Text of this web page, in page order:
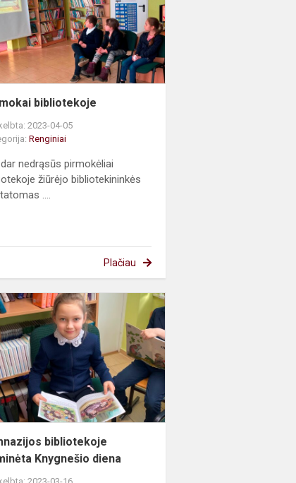
bibliotekoje
2023-04-05
Renginiai
nedrąsūs pirmokėliai
žiūrėjo bibliotekininkės
....
Plačiau
Gimnazijos
bibliotekoje
paminėta
Knygnešio
diena
bibliotekoje
Knygnešio diena